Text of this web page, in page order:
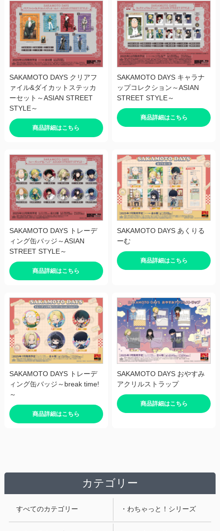
SAKAMOTO DAYS クリアフ
ァイル&ダイカットステッカ
ーセット～ASIAN STREET
STYLE～
商品詳細はこちら
SAKAMOTO DAYS キャラナ
ップコレクション～ASIAN
STREET STYLE～
商品詳細はこちら
SAKAMOTO DAYS トレーデ
ィング缶バッジ～ASIAN
STREET STYLE～
商品詳細はこちら
SAKAMOTO DAYS あくりる
ーむ
商品詳細はこちら
SAKAMOTO DAYS トレーデ
ィング缶バッジ～break time!
～
商品詳細はこちら
SAKAMOTO DAYS おやすみ
アクリルストラップ
商品詳細はこちら
カテゴリー
すべてのカテゴリー ・わちゃっと！シリーズ